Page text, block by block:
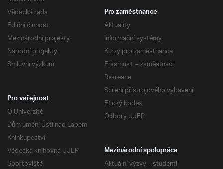
Vědecká rada
Ediční činnost
Mezinárodní projekty
Národní projekty
Smluvní výzkum
Pro zaměstnance
Aktuality
Informační systémy
Kurzy pro zaměstnance
Erasmus+ – zaměstnaci
Rekreace
Sdílení přístrojového vybavení
Etický kodex
Odbory UJEP
Pro veřejnost
O Univerzitě
Dům umění Ústí nad Labem
Knihkupectví
Vědecká knihovna UJEP
Sportoviště
Mezinárodní spolupráce
Aktuální výzvy – studenti